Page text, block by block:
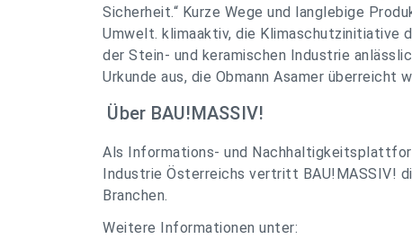
Sicherheit.“ Kurze Wege und langlebige
Umwelt. klimaaktiv, die Klimaschutzinitiative
der Stein- und keramischen Industrie
Urkunde aus, die Obmann Asamer überreicht
Über BAU!MASSIV!
Als Informations- und
Industrie Österreichs vertritt BAU!MASSIV!
Branchen.
Weitere Informationen unter: